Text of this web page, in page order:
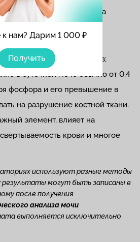
к нам? Дарим 1 000 ₽
Получить
исследования мочи на
важные показания:
указывает на
нефрит, остеопороз;
в суточной моче обычно от 0,4
фосфора и его превышение в
на разрушение костной ткани.
элемент, влияет на
крови и многое
используют разные методы
результаты могут быть записаны в
после получения
анализа мочи
выполняется исключительно